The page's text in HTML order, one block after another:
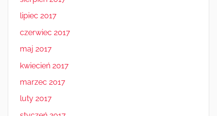
lipiec 2017
czerwiec 2017
maj 2017
kwiecień 2017
marzec 2017
luty 2017